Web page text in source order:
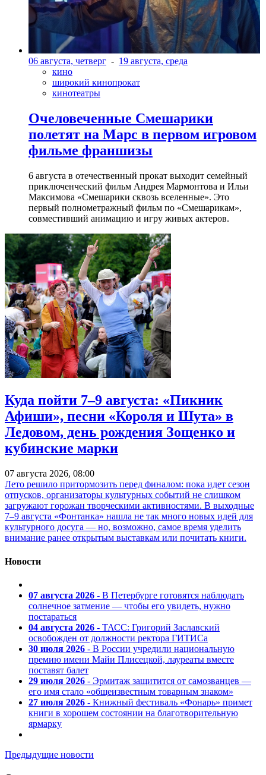
06 августа, четверг - 19 августа, среда
кино
широкий кинопрокат
кинотеатры
Очеловеченные Смешарики
полетят на Марс в первом игровом
фильме франшизы
6 августа в отечественный прокат выходит семейный
приключенческий фильм Андрея Мармонтова и Ильи
Максимова «Смешарики сквозь вселенные». Это
первый полнометражный фильм по «Смешарикам»,
совместивший анимацию и игру живых актеров.
Куда пойти 7–9 августа: «Пикник
Афиши», песни «Короля и Шута» в
Ледовом, день рождения Зощенко и
кубинские марки
07 августа 2026, 08:00
Лето решило притормозить перед финалом: пока идет сезон
отпусков, организаторы культурных событий не слишком
загружают горожан творческими активностями. В выходные
7–9 августа «Фонтанка» нашла не так много новых идей для
культурного досуга — но, возможно, самое время уделить
внимание ранее открытым выставкам или почитать книги.
Новости
07 августа 2026 - В Петербурге готовятся наблюдать
солнечное затмение — чтобы его увидеть, нужно
постараться
04 августа 2026 - ТАСС: Григорий Заславский
освобожден от должности ректора ГИТИСа
30 июля 2026 - В России учредили национальную
премию имени Майи Плисецкой, лауреаты вместе
поставят балет
29 июля 2026 - Эрмитаж защитится от самозванцев —
его имя стало «общеизвестным товарным знаком»
27 июля 2026 - Книжный фестиваль «Фонарь» примет
книги в хорошем состоянии на благотворительную
ярмарку
Предыдущие новости